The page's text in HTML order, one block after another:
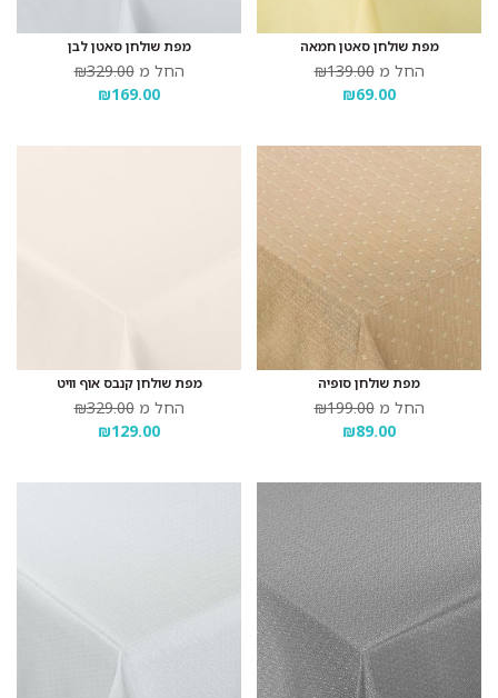
מפת שולחן סאטן חמאה
החל מ ₪139.00
₪69.00
מפת שולחן סאטן לבן
החל מ ₪329.00
₪169.00
מפת שולחן סופיה
החל מ ₪199.00
₪89.00
מפת שולחן קנבס אוף וויט
החל מ ₪329.00
₪129.00